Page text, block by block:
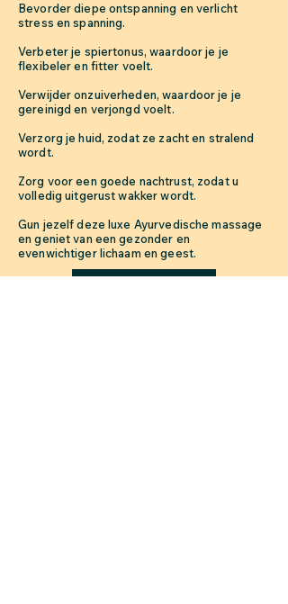
Bevorder diepe ontspanning en verlicht
stress en spanning.
Verbeter je spiertonus, waardoor je je
flexibeler en fitter voelt.
Verwijder onzuiverheden, waardoor je je
gereinigd en verjongd voelt.
Verzorg je huid, zodat ze zacht en stralend
wordt.
Zorg voor een goede nachtrust, zodat u
volledig uitgerust wakker wordt.
Gun jezelf deze luxe Ayurvedische massage
en geniet van een gezonder en
evenwichtiger lichaam en geest.